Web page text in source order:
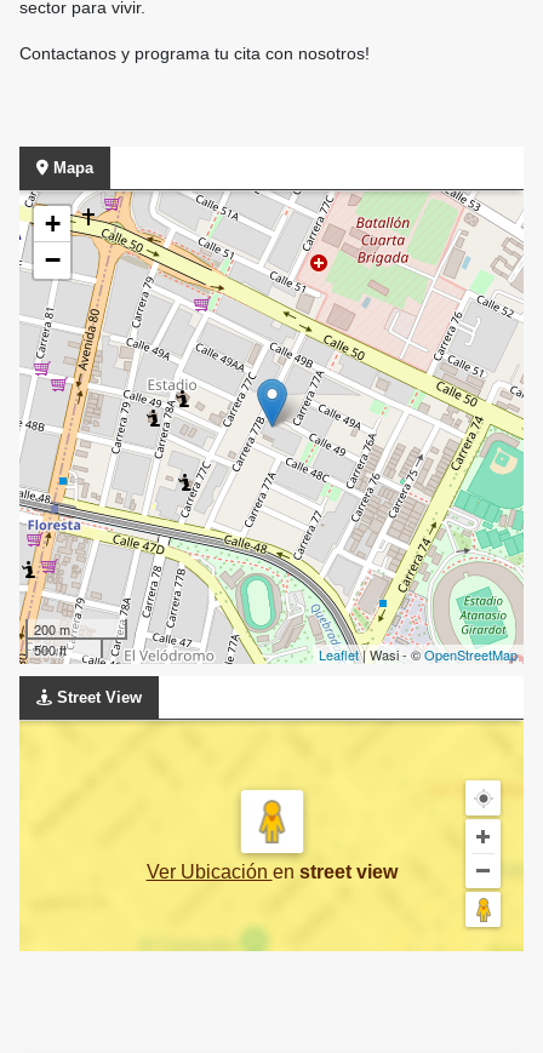
sector para vivir.
Contactanos y programa tu cita con nosotros!
Mapa
+
−
200 m
500 ft
Leaflet| Wasi - ©OpenStreetMap
Street View
Ver Ubicación en street view